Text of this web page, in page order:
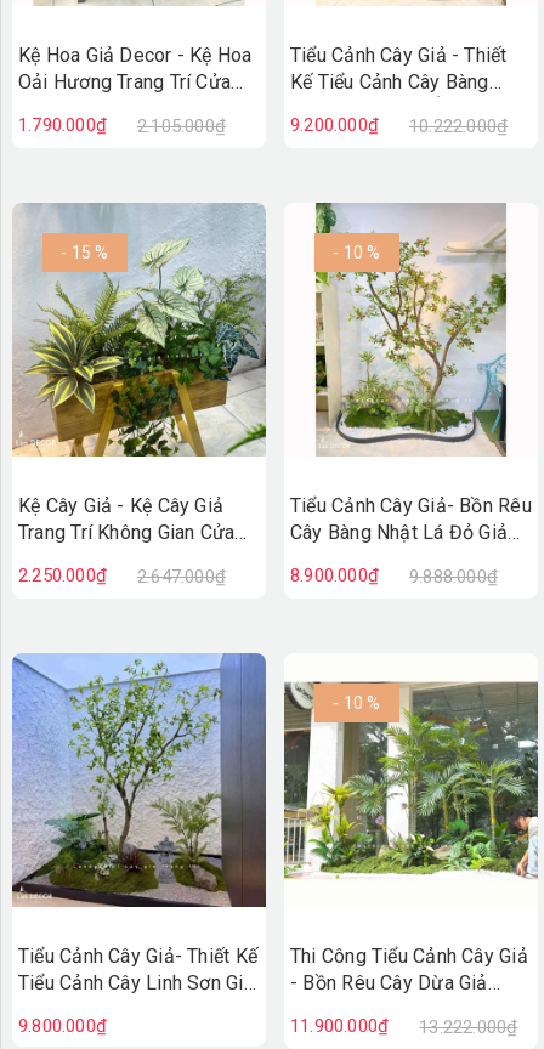
Kệ Hoa Giả Decor - Kệ Hoa
Oải Hương Trang Trí Cửa
(100X50X110cm)- BC279
1.790.000₫ 2.105.000₫
Tiểu Cảnh Cây Giả - Thiết
Kế Tiểu Cảnh Cây Bàng
(90X200X230cm)- RC148
9.200.000₫ 10.222.000₫
- 15 %
Kệ Cây Giả - Kệ Cây Giả
Trang Trí Không Gian Cửa
(100X50X110cm)- BC275
2.250.000₫ 2.647.000₫
- 10 %
Tiểu Cảnh Cây Giả- Bồn Rêu
Cây Bàng Nhật Lá Đỏ Giả
(90X200X220cm)- RC147
8.900.000₫ 9.888.000₫
Tiểu Cảnh Cây Giả- Thiết Kế
Tiểu Cảnh Cây Linh Sơn Giả
Xanh - RC143
9.800.000₫
- 10 %
Thi Công Tiểu Cảnh Cây Giả
- Bồn Rêu Cây Dừa Giả
Cafe
11.900.000₫ 13.222.000₫